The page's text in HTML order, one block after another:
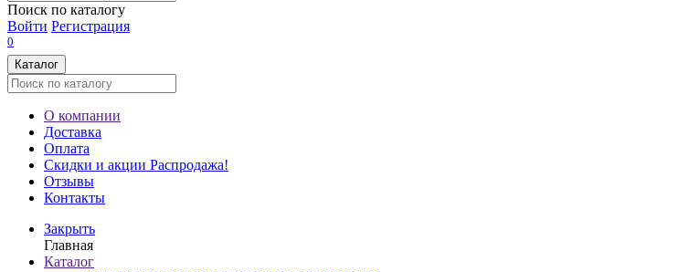
Поиск по каталогу
Войти Регистрация
0
Каталог
О компании
Доставка
Оплата
Скидки и акции Распродажа!
Отзывы
Контакты
Закрыть
Главная
Каталог